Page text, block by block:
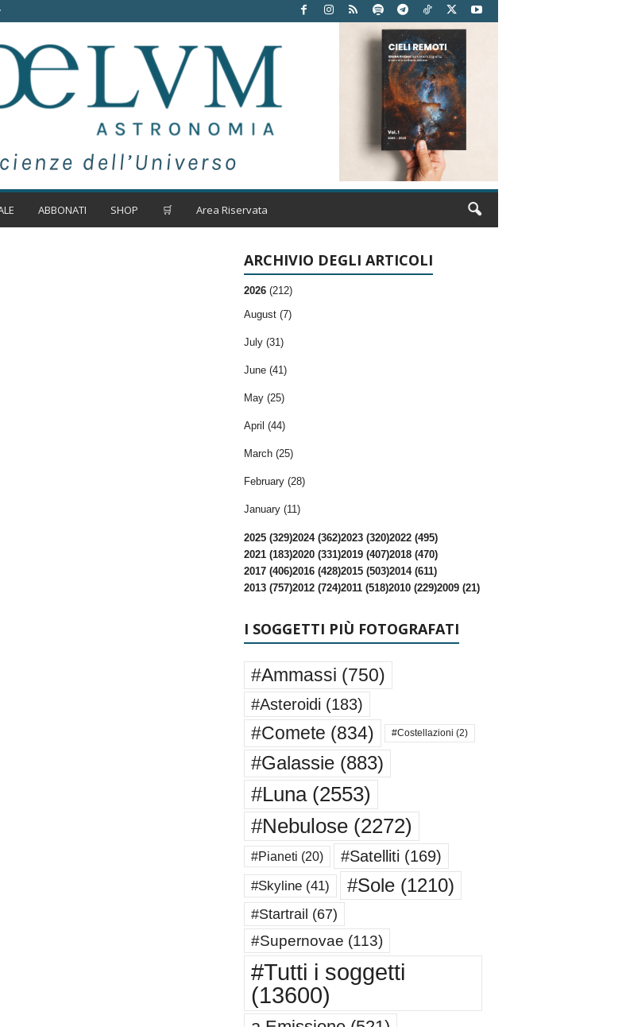
ABBONATI SHOP 🛒 Area Riservata
ARCHIVIO DEGLI ARTICOLI
2026 (212)
August (7)
July (31)
June (41)
May (25)
April (44)
March (25)
February (28)
January (11)
2025 (329)2024 (362)2023 (320)2022 (495)
2021 (183)2020 (331)2019 (407)2018 (470)
2017 (406)2016 (428)2015 (503)2014 (611)
2013 (757)2012 (724)2011 (518)2010 (229)2009 (21)
I SOGGETTI PIÙ FOTOGRAFATI
#Ammassi (750)
#Asteroidi (183)
#Comete (834) #Costellazioni (2)
#Galassie(883)
#Luna(2553)
#Nebulose(2272)
#Pianeti (20) #Satelliti (169)
#Skyline(41) #Sole(1210)
#Startrail (67)
#Supernovae (113)
#Tutti i soggetti
(13600)